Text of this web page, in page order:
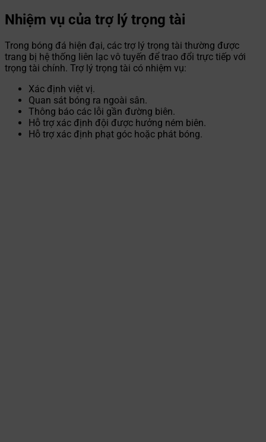
Nhiệm vụ của trợ lý trọng tài
Trong bóng đá hiện đại, các trợ lý trọng tài thường được
trang bị hệ thống liên lạc vô tuyến để trao đổi trực tiếp với
trọng tài chính. Trợ lý trọng tài có nhiệm vụ:
Xác định việt vị.
Quan sát bóng ra ngoài sân.
Thông báo các lỗi gần đường biên.
Hỗ trợ xác định đội được hưởng ném biên.
Hỗ trợ xác định phạt góc hoặc phát bóng.